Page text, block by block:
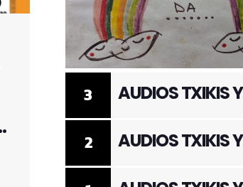
2 AUDIOS TXIKIS Y
3 AUDIOS TXIKIS Y